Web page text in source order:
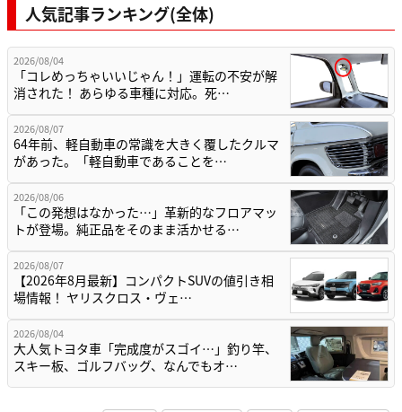
人気記事ランキング(全体)
2026/08/04
「コレめっちゃいいじゃん！」運転の不安が解
消された！ あらゆる車種に対応。死…
2026/08/07
64年前、軽自動車の常識を大きく覆したクルマ
があった。「軽自動車であることを…
2026/08/06
「この発想はなかった…」革新的なフロアマッ
トが登場。純正品をそのまま活かせる…
2026/08/07
【2026年8月最新】コンパクトSUVの値引き相
場情報！ ヤリスクロス・ヴェ…
2026/08/04
大人気トヨタ車「完成度がスゴイ…」釣り竿、
スキー板、ゴルフバッグ、なんでもオ…